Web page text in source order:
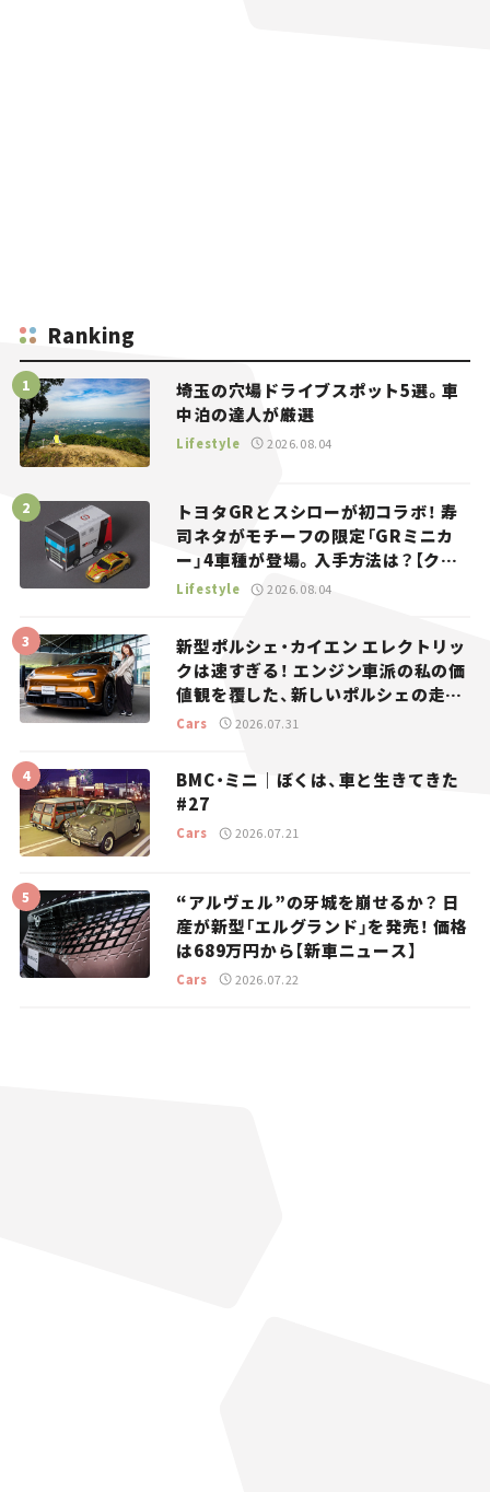
Ranking
埼玉の穴場ドライブスポット5選。車
中泊の達人が厳選
Lifestyle 2026.08.04
トヨタGRとスシローが初コラボ！ 寿
司ネタがモチーフの限定「GRミニカ
ー」4車種が登場。入手方法は？【クル
マとホビー】
Lifestyle 2026.08.04
新型ポルシェ・カイエン エレクトリッ
クは速すぎる！ エンジン車派の私の価
値観を覆した、新しいポルシェの走
り。
Cars 2026.07.31
BMC・ミニ｜ぼくは、車と生きてきた
#27
Cars 2026.07.21
“アルヴェル”の牙城を崩せるか？ 日
産が新型「エルグランド」を発売！ 価格
は689万円から【新車ニュース】
Cars 2026.07.22